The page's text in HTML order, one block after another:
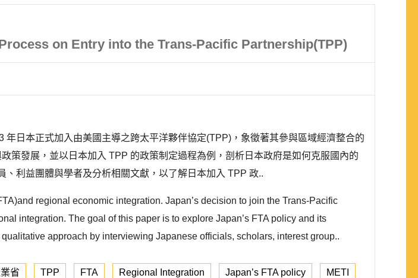
on Entry into the Trans-Pacific Partnership(TPP)
日本正式加入由美國主導之跨太平洋夥伴協定(TPP)，象徵著其參與區域經濟整合的
策發展，並以日本加入 TPP 的政策制定過程為例，剖析日本政府是如何克服國內的
利益團體與學者及分析相關文獻，以了解日本加入 TPP 政..
regional economic integration. Japan’s decision to join the Trans-Pacific
integration. The goal of this paper is to explore Japan’s FTA policy and its
approach by interviewing Japanese officials, scholars, interest group..
省 TPP FTA Regional Integration Japan’s FTA policy METI